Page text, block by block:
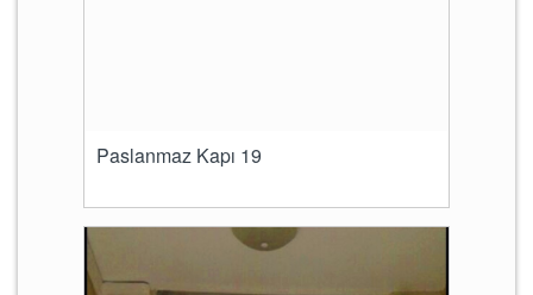
Paslanmaz Kapı 19